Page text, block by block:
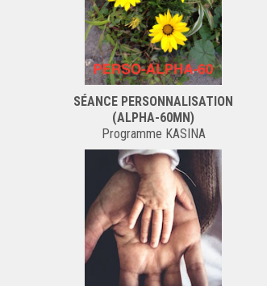
SÉANCE PERSONNALISATION
(ALPHA-60MN)
Programme KASINA